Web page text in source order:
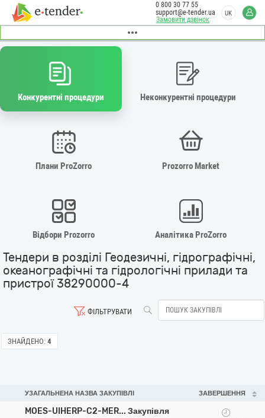
Замовити дзвінок
0 800 30 77 55
support@e-tender.ua
UK
Конкурентні процедури Неконкурентні процедури
Плани ProZorro Prozorro Market
Відбори Prozorro Аналітика ProZorro
Тендери в розділі Геодезичні, гідрографічні,
океанографічні та гідрологічні прилади та
пристрої 38290000-4
ФІЛЬТРУВАТИ
ЗНАЙДЕНО: 4
УЗАГАЛЬНЕНА НАЗВА ЗАКУПІВЛІ ЗАВЕРШЕННЯ
MOES-UIHERP-C2-MER... Закупівля